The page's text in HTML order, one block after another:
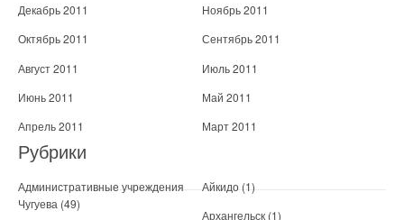
Декабрь 2011
Ноябрь 2011
Октябрь 2011
Сентябрь 2011
Август 2011
Июль 2011
Июнь 2011
Май 2011
Апрель 2011
Март 2011
Рубрики
Административные учреждения
Чугуева (49)
Айкидо (1)
Архангельск (1)